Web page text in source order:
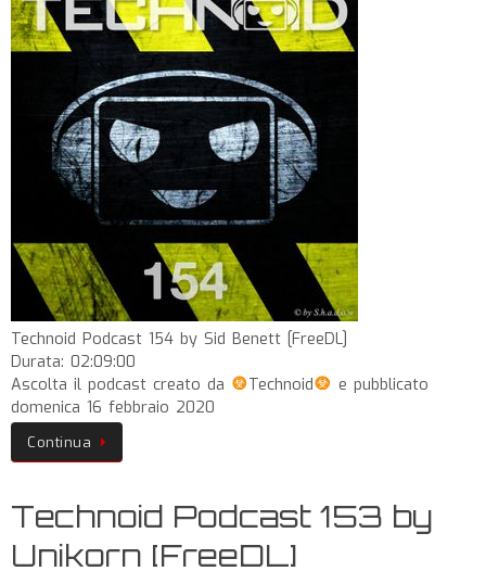
Technoid Podcast 154 by Sid Benett [FreeDL]
Durata: 02:09:00
Ascolta il podcast creato da
Technoid
e pubblicato
domenica 16 febbraio 2020
Continua
Technoid Podcast 153 by
Unikorn [FreeDL]